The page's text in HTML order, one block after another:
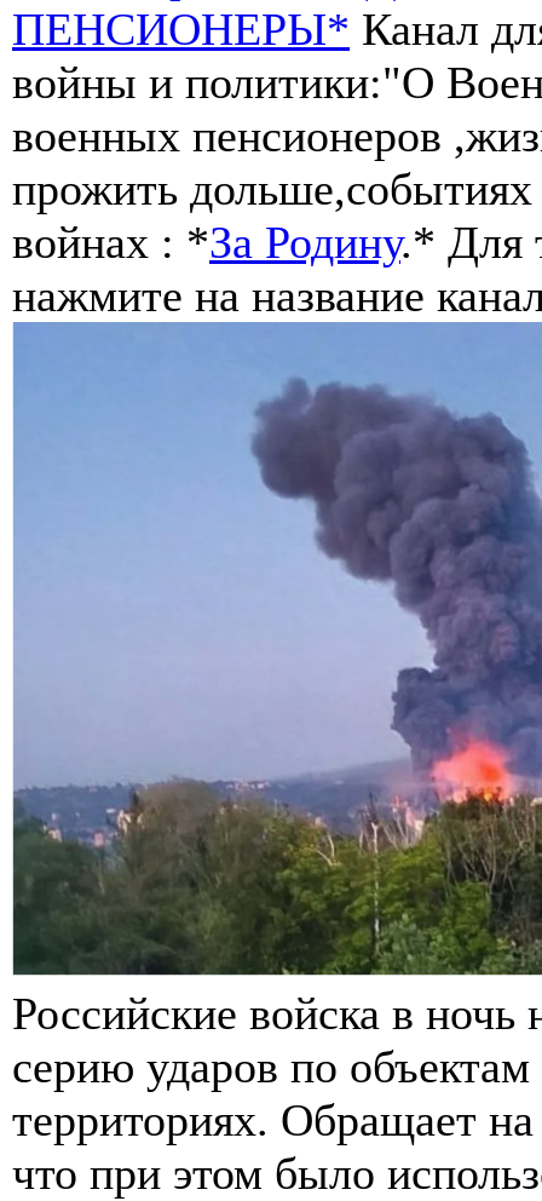
ПЕНСИОНЕРЫ* Канал
войны и политики:"О
военных пенсионеров
прожить
войнах : *За Родину.* Для
нажмите на название
Российские войска в
серию ударов по
территориях. Обращает
что при этом было